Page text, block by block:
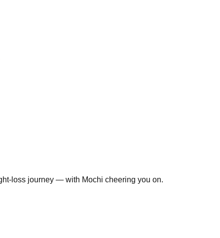
loss journey — with Mochi cheering you on.